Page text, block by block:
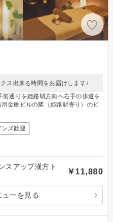
ス出来る時間をお届けします♪
通りを姫路城方向へ右手の歩道を
金庫ビルの隣（姫路駅寄り）のビ
ンズ歓迎
スアップ漢方ト
￥11,880
ューを見る